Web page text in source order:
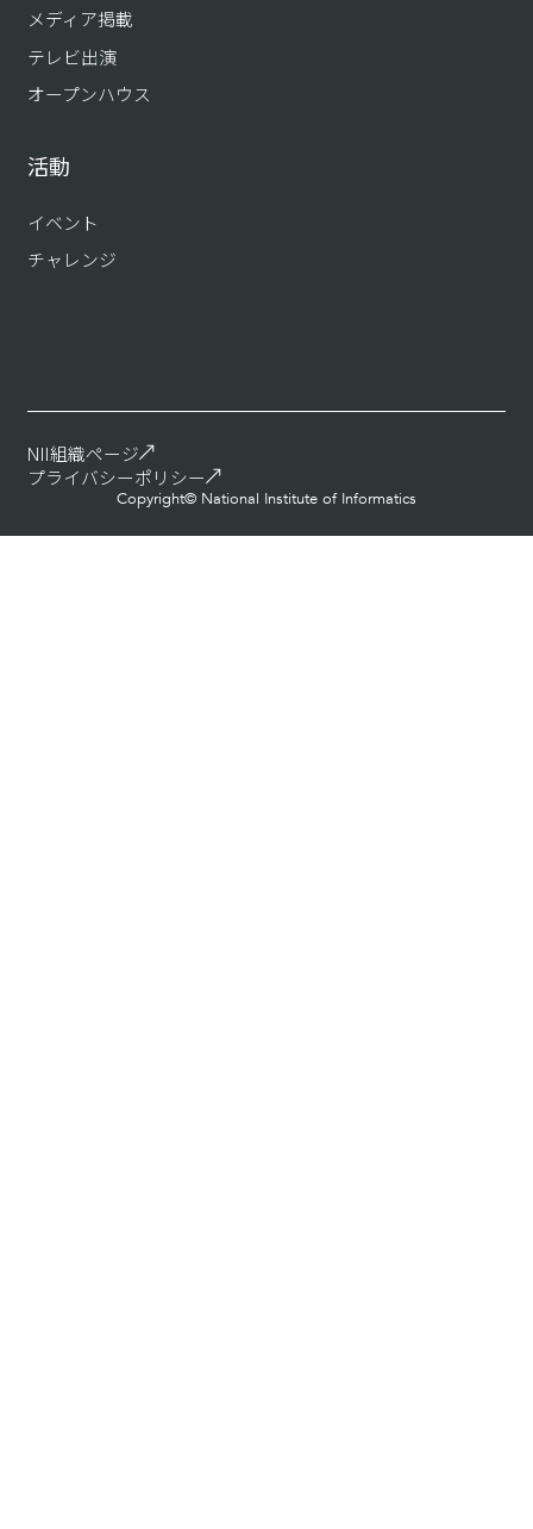
メディア掲載
テレビ出演
オープンハウス
活動
イベント
チャレンジ
NII組織ページ
プライバシーポリシー
Copyright© National Institute of Informatics